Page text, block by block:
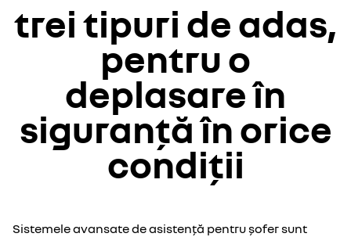
trei tipuri de adas,
pentru o
deplasare în
siguranță în orice
condiții
Sistemele avansate de asistență pentru șofer sunt